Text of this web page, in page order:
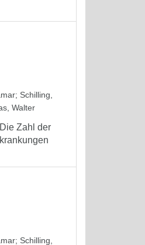
; Schilling,
Walter
Zahl der
; Schilling,